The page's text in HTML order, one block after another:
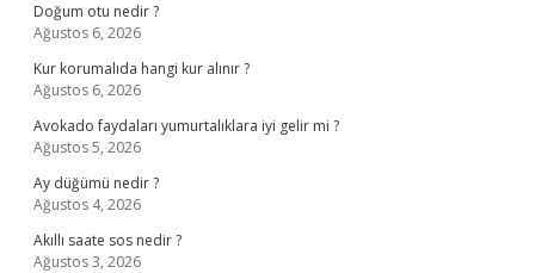
Doğum otu nedir ?
Ağustos 6, 2026
Kur korumalıda hangi kur alınır ?
Ağustos 6, 2026
Avokado faydaları yumurtalıklara iyi gelir mi ?
Ağustos 5, 2026
Ay düğümü nedir ?
Ağustos 4, 2026
Akıllı saate sos nedir ?
Ağustos 3, 2026